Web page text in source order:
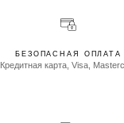
БЕЗОПАСНАЯ ОПЛАТА
Кредитная карта, Visa,